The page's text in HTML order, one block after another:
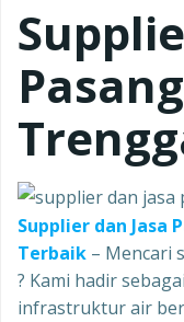
Supplier dan Jasa
Terbaik – Mencari
? Kami hadir
infrastruktur air